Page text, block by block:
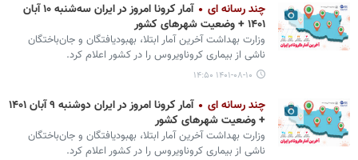
چند رسانه ای
آمار کرونا امروز در ایران سه‌شنبه ۱۰ آبان
۱۴۰۱ + وضعیت شهرهای کشور
وزارت بهداشت آخرین آمار ابتلا، بهبودیافتگان و جان‌باختگان
ناشی از بیماری کروناویروس را در کشور اعلام کرد.
۱۴۰۱-۰۸-۱۰ ۱۴:۵۰
چند رسانه ای
آمار کرونا امروز در ایران دوشنبه ۹ آبان ۱۴۰۱
+ وضعیت شهرهای کشور
وزارت بهداشت آخرین آمار ابتلا، بهبودیافتگان و جان‌باختگان
ناشی از بیماری کروناویروس را در کشور اعلام کرد.